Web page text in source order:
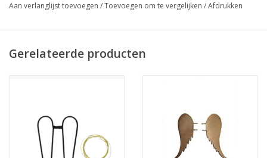
Aan verlanglijst toevoegen /Toevoegen om te vergelijken /Afdrukken
Gerelateerde producten